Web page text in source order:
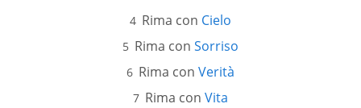
Rima con Cielo
Rima con Sorriso
Rima con Verità
Rima con Vita